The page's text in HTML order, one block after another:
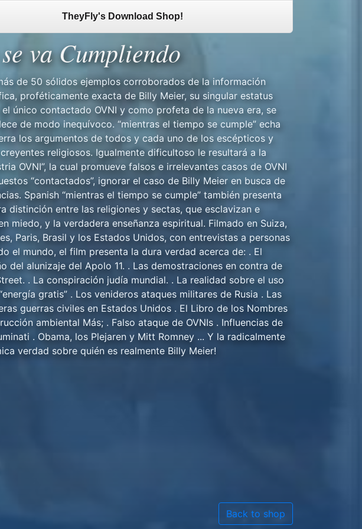
TheyFly's Download Shop!
va Cumpliendo
de 50 sólidos ejemplos corroborados de la información
proféticamente exacta de Billy Meier, su singular estatus
único contactado OVNI y como profeta de la nueva era, se
de modo inequívoco. “mientras el tiempo se cumple” echa
los argumentos de todos y cada uno de los escépticos y
religiosos. Igualmente dificultoso le resultará a la
OVNI”, la cual promueve falsos e irrelevantes casos de OVNI
“contactados”, ignorar el caso de Billy Meier en busca de
Spanish “mientras el tiempo se cumple” también presenta
distinción entre las religiones y sectas, que esclavizan e
miedo, y la verdadera enseñanza espiritual. Filmado en Suiza,
Paris, Brasil y los Estados Unidos, con entrevistas a personas
el mundo, el film presenta la dura verdad acerca de: . El
del alunizaje del Apolo 11. . Las demostraciones en contra de
. La conspiración judía mundial. . La realidad sobre el uso
gratis” . Los venideros ataques militares de Rusia . Las
guerras civiles en Estados Unidos . El Libro de los Nombres
ambiental Más; . Falso ataque de OVNIs . Influencias de
. Obama, los Plejaren y Mitt Romney ... Y la radicalmente
verdad sobre quién es realmente Billy Meier!
Back to shop